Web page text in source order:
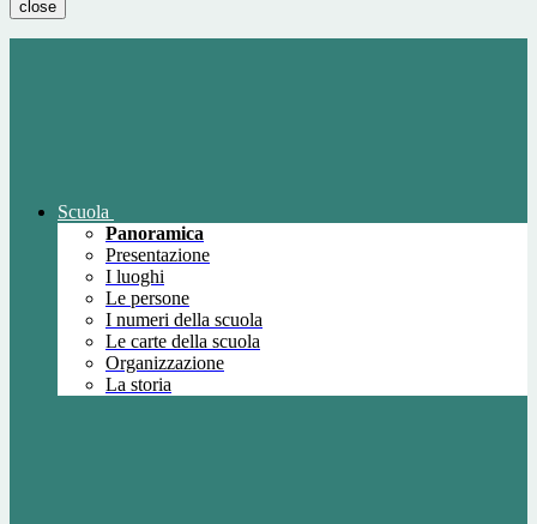
close
Scuola
Panoramica
Presentazione
I luoghi
Le persone
I numeri della scuola
Le carte della scuola
Organizzazione
La storia